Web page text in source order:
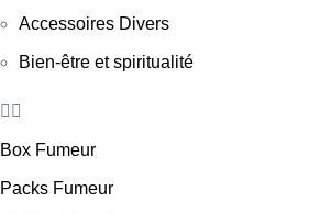
Accessoires Divers
Bien-être et spiritualité
Box Fumeur
Packs Fumeur